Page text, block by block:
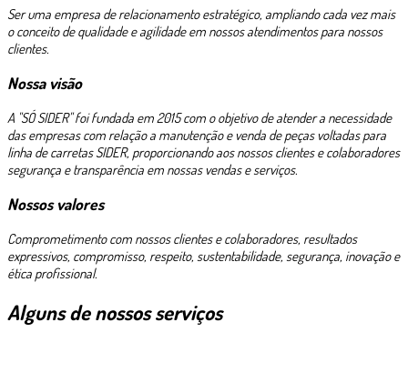
Ser uma empresa de relacionamento estratégico, ampliando cada vez mais
o conceito de qualidade e agilidade em nossos atendimentos para nossos
clientes.
Nossa visão
A "SÓ SIDER" foi fundada em 2015 com o objetivo de atender a necessidade
das empresas com relação a manutenção e venda de peças voltadas para
linha de carretas SIDER, proporcionando aos nossos clientes e colaboradores
segurança e transparência em nossas vendas e serviços.
Nossos valores
Comprometimento com nossos clientes e colaboradores, resultados
expressivos, compromisso, respeito, sustentabilidade, segurança, inovação e
ética profissional.
Alguns de nossos serviços